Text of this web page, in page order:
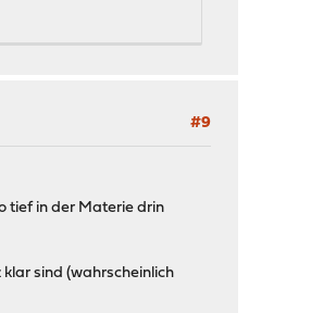
#9
tief in der Materie drin
sind (wahrscheinlich